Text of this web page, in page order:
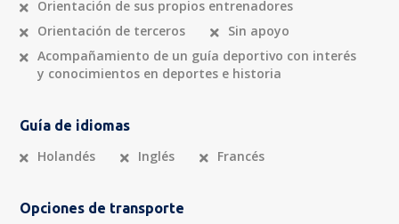
Orientación de sus propios entrenadores
Orientación de terceros
Sin apoyo
Acompañamiento de un guía deportivo con interés
y conocimientos en deportes e historia
Guía de idiomas
Holandés Inglés Francés
Opciones de transporte